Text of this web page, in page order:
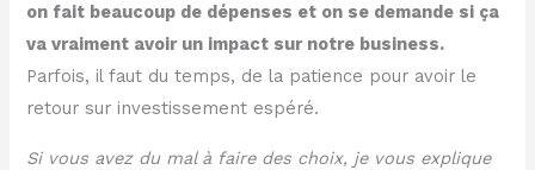
on fait beaucoup de dépenses et on se demande si ça
va vraiment avoir un impact sur notre business.
Parfois, il faut du temps, de la patience pour avoir le
retour sur investissement espéré.
Si vous avez du mal à faire des choix, je vous explique